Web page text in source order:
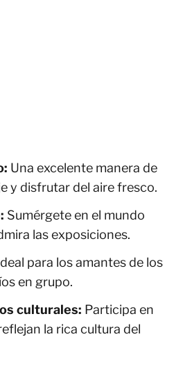
Una excelente manera de
y disfrutar del aire fresco.
Sumérgete en el mundo
las exposiciones.
para los amantes de los
en grupo.
culturales: Participa en
la rica cultura del